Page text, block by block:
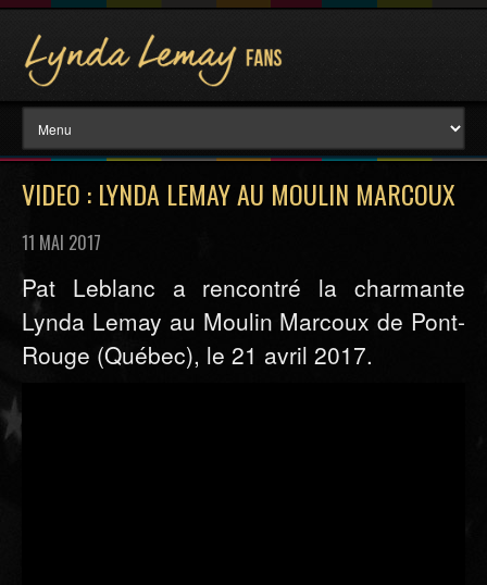
VIDEO : LYNDA LEMAY AU MOULIN MARCOUX
11 MAI 2017
Pat Leblanc a rencontré la charmante
Lynda Lemay au Moulin Marcoux de Pont-
Rouge (Québec), le 21 avril 2017.